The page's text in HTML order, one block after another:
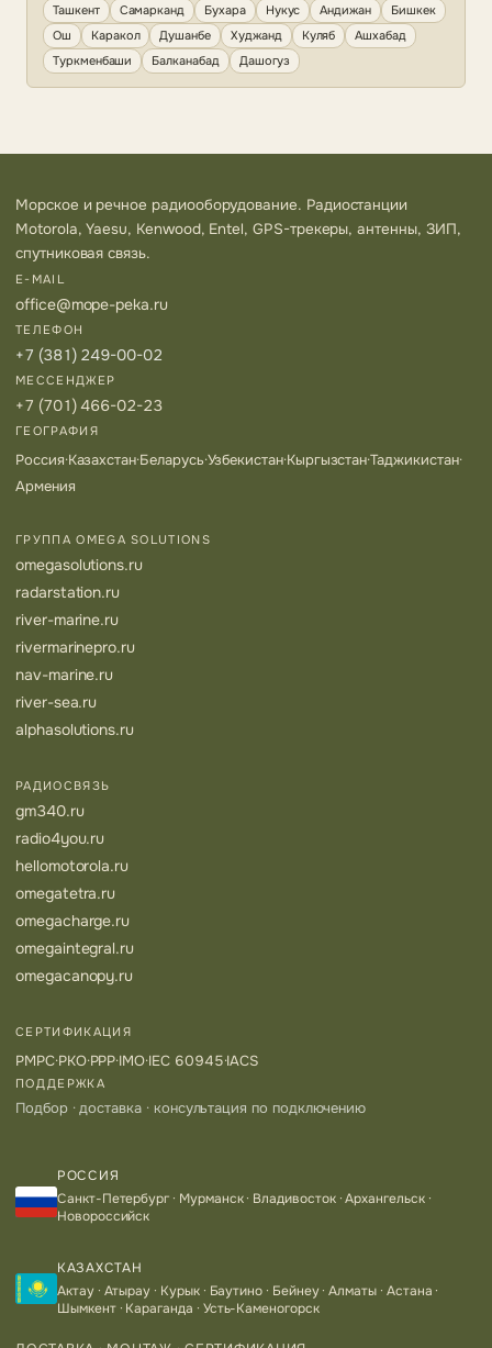
Ташкент Самарканд Бухара Нукус Андижан
Бишкек
Ош
Каракол Душанбе Худжанд Куляб
Ашхабад
Туркменбаши
Балканабад Дашогуз
Морское и речное радиооборудование. Радиостанции
Motorola, Yaesu, Kenwood, Entel, GPS-трекеры, антенны, ЗИП,
спутниковая связь.
E-MAIL
office@mope-peka.ru
ТЕЛЕФОН
+7 (381) 249-00-02
МЕССЕНДЖЕР
+7 (701) 466-02-23
ГЕОГРАФИЯ
Россия·Казахстан·Беларусь·Узбекистан·Кыргызстан·Таджикистан·
Армения
ГРУППА OMEGA SOLUTIONS
omegasolutions.ru
radarstation.ru
river-marine.ru
rivermarinepro.ru
nav-marine.ru
river-sea.ru
alphasolutions.ru
РАДИОСВЯЗЬ
gm340.ru
radio4you.ru
hellomotorola.ru
omegatetra.ru
omegacharge.ru
omegaintegral.ru
omegacanopy.ru
СЕРТИФИКАЦИЯ
РМРС·РКО·РРР·IMO·IEC 60945·IACS
ПОДДЕРЖКА
Подбор · доставка · консультация по подключению
РОССИЯ
Санкт-Петербург · Мурманск · Владивосток · Архангельск ·
Новороссийск
КАЗАХСТАН
Актау · Атырау · Курык · Баутино · Бейнеу · Алматы · Астана ·
Шымкент · Караганда · Усть-Каменогорск